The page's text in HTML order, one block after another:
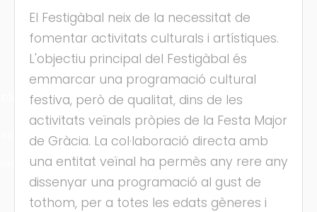
El Festigàbal neix de la necessitat de
fomentar activitats culturals i artístiques.
L'objectiu principal del Festigàbal és
emmarcar una programació cultural
festiva, però de qualitat, dins de les
activitats veïnals pròpies de la Festa Major
de Gràcia. La col·laboració directa amb
una entitat veïnal ha permès any rere any
dissenyar una programació al gust de
tothom, per a totes les edats gèneres i